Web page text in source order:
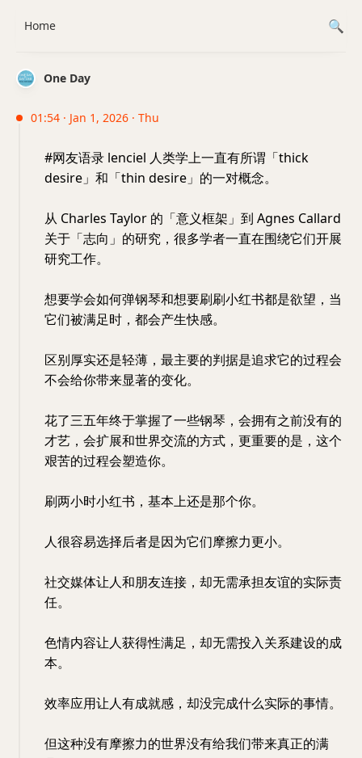
One Day
01:54 · Jan 1, 2026 · Thu
#网友语录 lenciel 人类学上一直有所谓「thick
desire」和「thin desire」的一对概念。
从 Charles Taylor 的「意义框架」到 Agnes Callard
关于「志向」的研究，很多学者一直在围绕它们开展
研究工作。
想要学会如何弹钢琴和想要刷刷小红书都是欲望，当
它们被满足时，都会产生快感。
区别厚实还是轻薄，最主要的判据是追求它的过程会
不会给你带来显著的变化。
花了三五年终于掌握了一些钢琴，会拥有之前没有的
才艺，会扩展和世界交流的方式，更重要的是，这个
艰苦的过程会塑造你。
刷两小时小红书，基本上还是那个你。
人很容易选择后者是因为它们摩擦力更小。
社交媒体让人和朋友连接，却无需承担友谊的实际责
任。
色情内容让人获得性满足，却无需投入关系建设的成
本。
效率应用让人有成就感，却没完成什么实际的事情。
但这种没有摩擦力的世界没有给我们带来真正的满
Home